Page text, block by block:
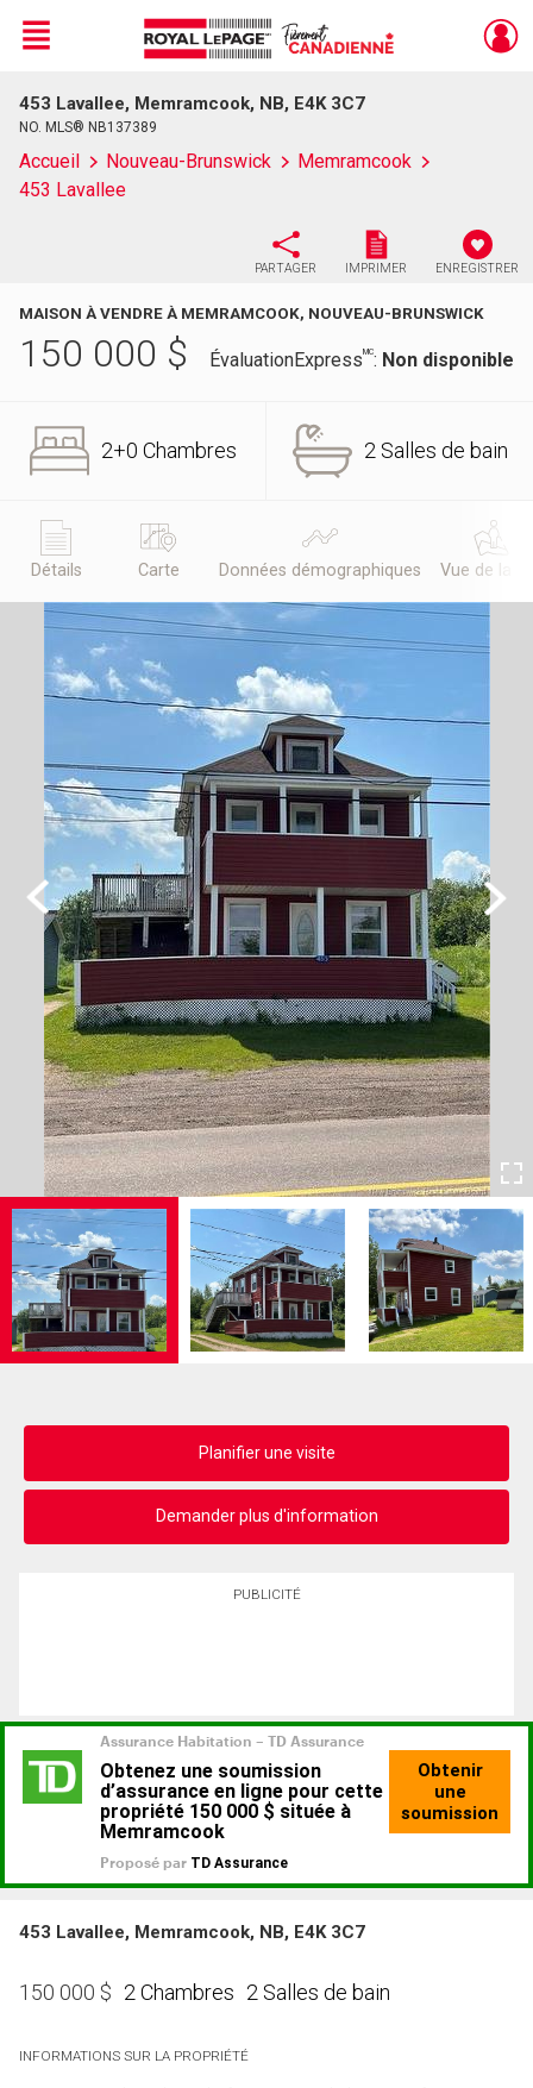
Live
En Direct
Menu
453 Lavallee, Memramcook, NB, E4K 3C7
NO. MLS® NB137389
Accueil Nouveau-Brunswick
Memramcook
453 Lavallee
PARTAGER IMPRIMER ENREGISTRER
MAISON À VENDRE À MEMRAMCOOK, NOUVEAU-BRUNSWICK
150 000 $ ÉvaluationExpressMC: Non disponible
2+0 Chambres 2 Salles de bain
Détails Carte Données démographiques Vue de la
Previous Next
Planifier une visite
Demander plus d'information
PUBLICITÉ
453 Lavallee, Memramcook, NB, E4K 3C7
150 000 $ 2 Chambres 2 Salles de bain
INFORMATIONS SUR LA PROPRIÉTÉ